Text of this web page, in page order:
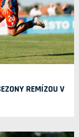
REMÍZOU V